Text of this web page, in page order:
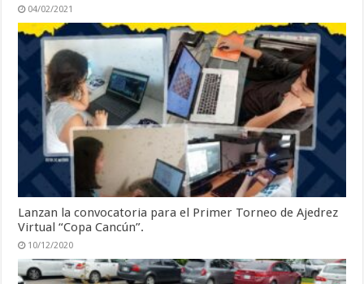
04/02/2021
Lanzan la convocatoria para el Primer Torneo de Ajedrez
Virtual “Copa Cancún”.
10/12/2020